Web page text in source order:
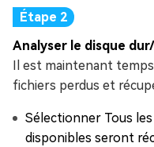
Analyser le disque
Il est maintenant
fichiers perdus et
Sélectionner Tous
disponibles seront